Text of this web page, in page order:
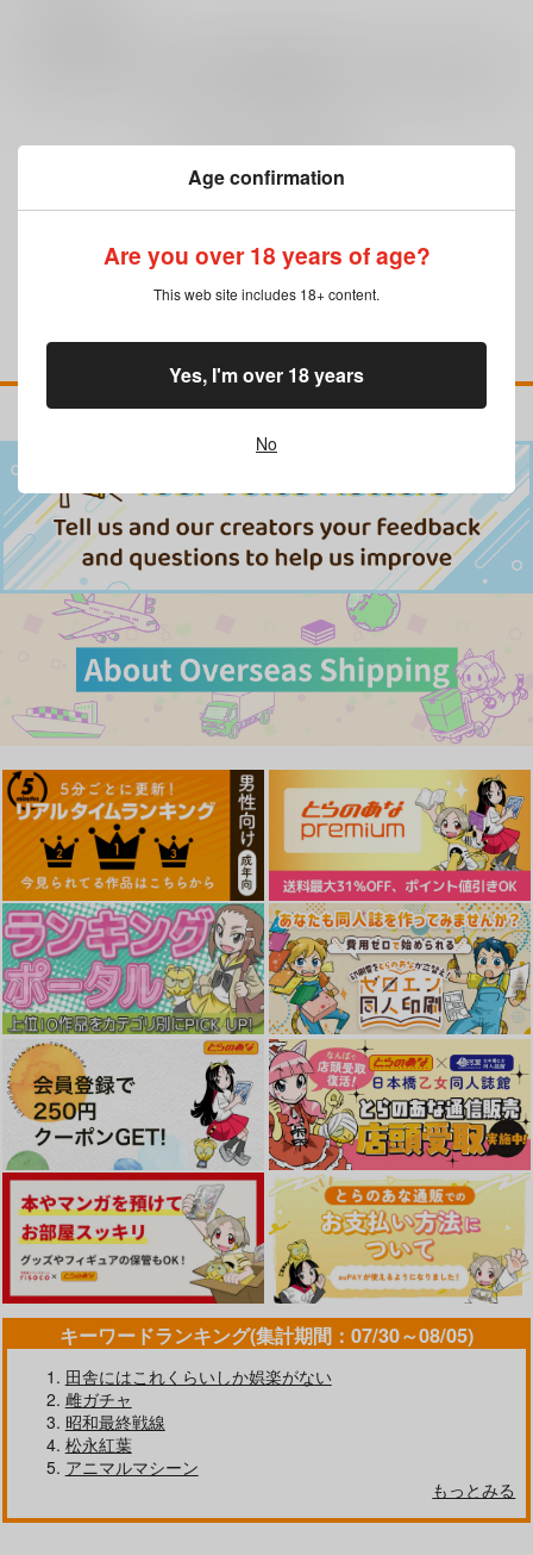
キーワードランキング(集計期間：07/30～08/05)
田舎にはこれくらいしか娯楽がない
雌ガチャ
昭和最終戦線
松永紅葉
アニマルマシーン
もっとみる
Age confirmation
Are you over 18 years of age?
This web site includes 18+ content.
No
Yes, I'm over 18 years